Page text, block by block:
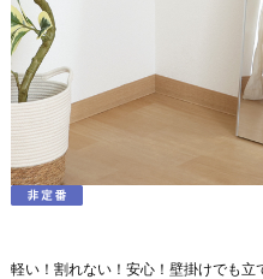
軽い！割れない！安心！壁掛けでも